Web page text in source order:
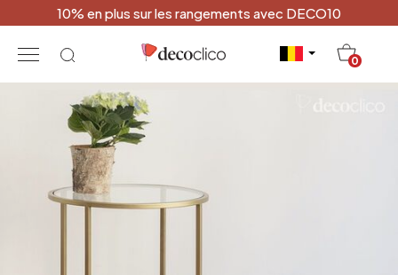
10% en plus sur les rangements avec DECO10
0